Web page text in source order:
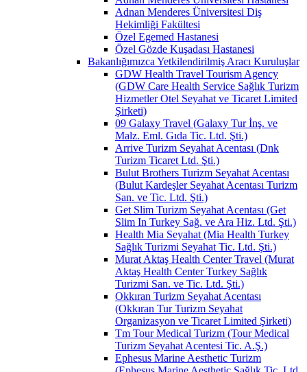
Adnan Menderes Üniversitesi Diş
Hekimliği Fakültesi
Özel Egemed Hastanesi
Özel Gözde Kuşadası Hastanesi
Bakanlığımızca Yetkilendirilmiş Aracı Kuruluşlar
GDW Health Travel Tourism Agency
(GDW Care Health Service Sağlık Turizm
Hizmetler Otel Seyahat ve Ticaret Limited
Şirketi)
09 Galaxy Travel (Galaxy Tur İnş. ve
Malz. Eml. Gıda Tic. Ltd. Şti.)
Arrive Turizm Seyahat Acentası (Dnk
Turizm Ticaret Ltd. Şti.)
Bulut Brothers Turizm Seyahat Acentası
(Bulut Kardeşler Seyahat Acentası Turizm
San. ve Tic. Ltd. Şti.)
Get Slim Turizm Seyahat Acentası (Get
Slim In Turkey Sağ. ve Ara Hiz. Ltd. Şti.)
Health Mia Seyahat (Mia Health Turkey
Sağlık Turizmi Seyahat Tic. Ltd. Şti.)
Murat Aktaş Health Center Travel (Murat
Aktaş Health Center Turkey Sağlık
Turizmi San. ve Tic. Ltd. Şti.)
Okkıran Turizm Seyahat Acentası
(Okkıran Tur Turizm Seyahat
Organizasyon ve Ticaret Limited Şirketi)
Tm Tour Medical Turizm (Tour Medical
Turizm Seyahat Acentesi Tic. A.Ş.)
Ephesus Marine Aesthetic Turizm